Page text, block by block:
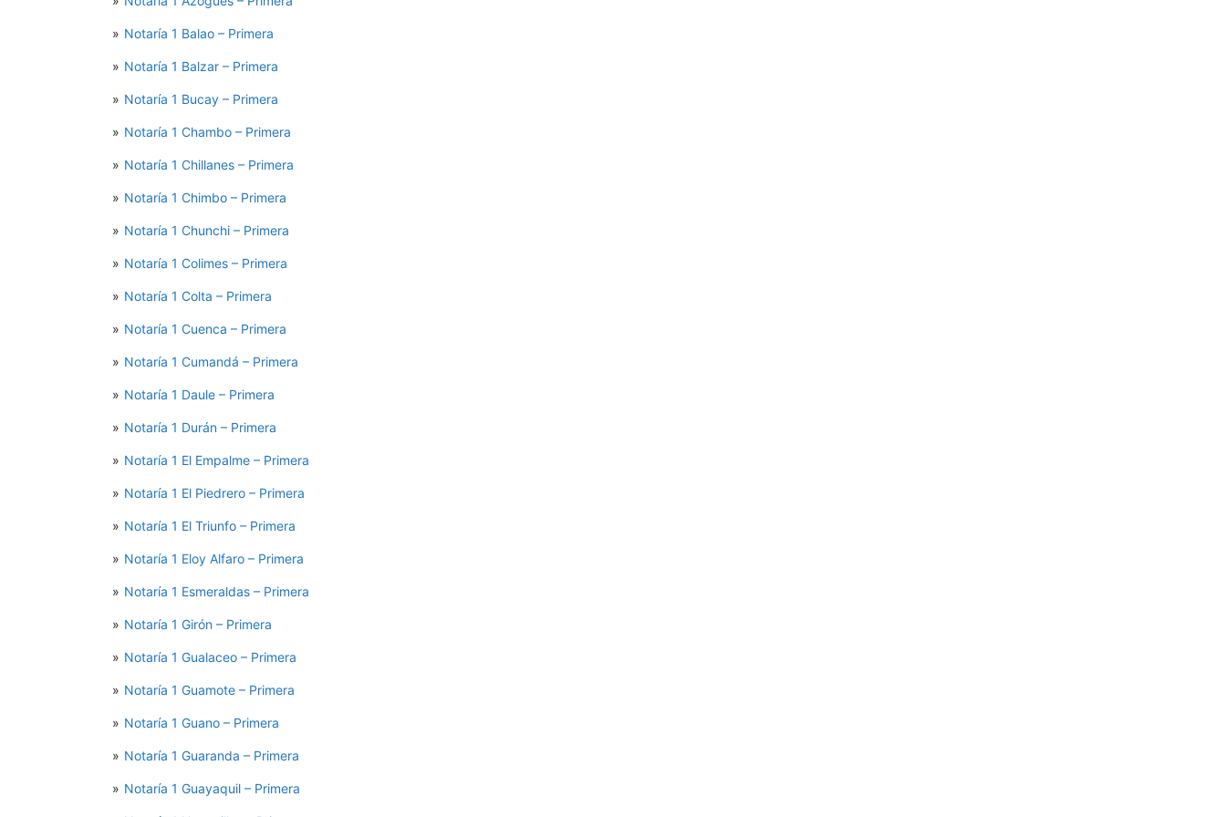
Notaría 1 Balao – Primera
Notaría 1 Balzar – Primera
Notaría 1 Bucay – Primera
Notaría 1 Chambo – Primera
Notaría 1 Chillanes – Primera
Notaría 1 Chimbo – Primera
Notaría 1 Chunchi – Primera
Notaría 1 Colimes – Primera
Notaría 1 Colta – Primera
Notaría 1 Cuenca – Primera
Notaría 1 Cumandá – Primera
Notaría 1 Daule – Primera
Notaría 1 Durán – Primera
Notaría 1 El Empalme – Primera
Notaría 1 El Piedrero – Primera
Notaría 1 El Triunfo – Primera
Notaría 1 Eloy Alfaro – Primera
Notaría 1 Esmeraldas – Primera
Notaría 1 Girón – Primera
Notaría 1 Gualaceo – Primera
Notaría 1 Guamote – Primera
Notaría 1 Guano – Primera
Notaría 1 Guaranda – Primera
Notaría 1 Guayaquil – Primera